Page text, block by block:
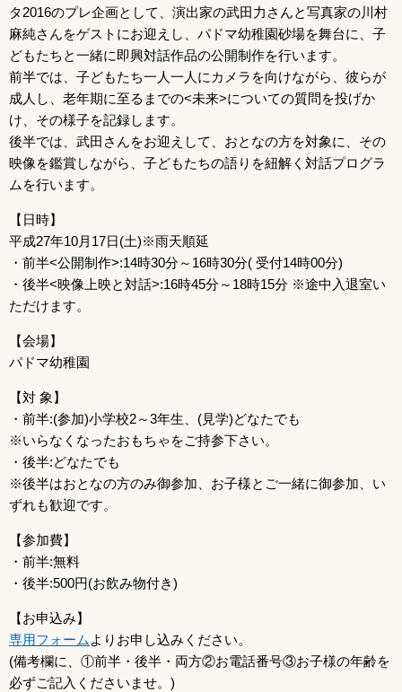
タ2016のプレ企画として、演出家の武田力さんと写真家の川村
麻純さんをゲストにお迎えし、パドマ幼稚園砂場を舞台に、子
どもたちと一緒に即興対話作品の公開制作を行います。
前半では、子どもたち一人一人にカメラを向けながら、彼らが
成人し、老年期に至るまでの<未来>についての質問を投げか
け、その様子を記録します。
後半では、武田さんをお迎えして、おとなの方を対象に、その
映像を鑑賞しながら、子どもたちの語りを紐解く対話プログラ
ムを行います。
【日時】
平成27年10月17日(土)※雨天順延
・前半<公開制作>:14時30分～16時30分( 受付14時00分)
・後半<映像上映と対話>:16時45分～18時15分 ※途中入退室い
ただけます。
【会場】
パドマ幼稚園
【対 象】
・前半:(参加)小学校2～3年生、(見学)どなたでも
※いらなくなったおもちゃをご持参下さい。
・後半:どなたでも
※後半はおとなの方のみ御参加、お子様とご一緒に御参加、い
ずれも歓迎です。
【参加費】
・前半:無料
・後半:500円(お飲み物付き)
【お申込み】
専用フォーム よりお申し込みください。
(備考欄に、①前半・後半・両方②お電話番号③お子様の年齢を
必ずご記入くださいませ。)